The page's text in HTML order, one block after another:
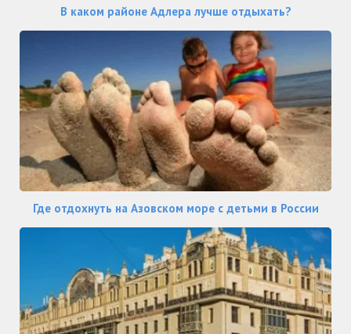
В каком районе Адлера лучше отдыхать?
Где отдохнуть на Азовском море с детьми в России